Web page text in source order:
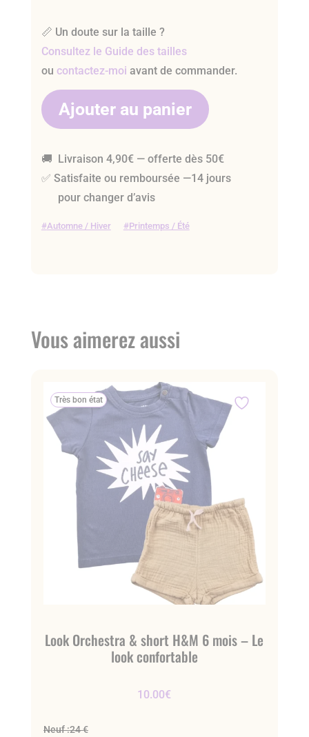
📏 Un doute sur la taille ?
Consultez le Guide des tailles
ou contactez-moi avant de commander.
Ajouter au panier
🚚 Livraison 4,90€ — offerte dès 50€
✅ Satisfaite ou remboursée —14 jours
pour changer d’avis
Automne / Hiver Printemps / Été
Vous aimerez aussi
Très bon état
Look Orchestra & short H&M 6 mois – Le
look confortable
10.00€
Neuf :24 €